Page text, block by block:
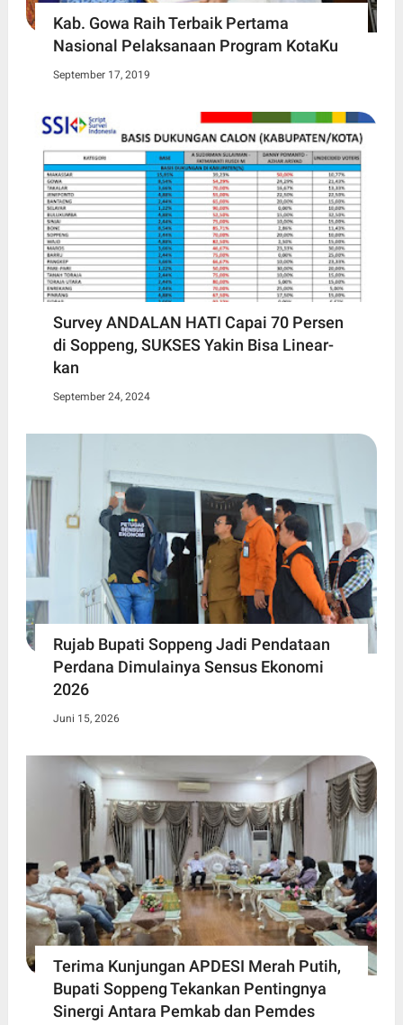
Kab. Gowa Raih Terbaik Pertama
Nasional Pelaksanaan Program KotaKu
September 17, 2019
Survey ANDALAN HATI Capai 70 Persen
di Soppeng, SUKSES Yakin Bisa Linear-
kan
September 24, 2024
Rujab Bupati Soppeng Jadi Pendataan
Perdana Dimulainya Sensus Ekonomi
2026
Juni 15, 2026
Terima Kunjungan APDESI Merah Putih,
Bupati Soppeng Tekankan Pentingnya
Sinergi Antara Pemkab dan Pemdes